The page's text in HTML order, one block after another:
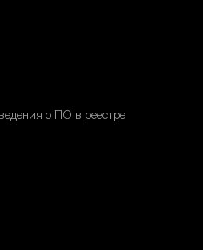
о ПО в реестре